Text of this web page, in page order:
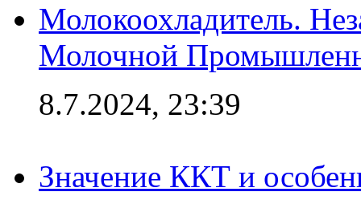
Молокоохладитель.
Молочной
8.7.2024, 23:39
Значение ККТ и